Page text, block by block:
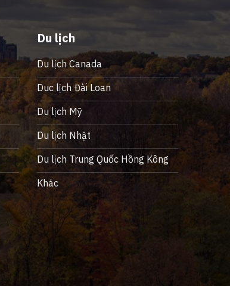
Du lịch
Du lịch Canada
Duc lịch Đài Loan
Du lịch Mỹ
Du lịch Nhật
Du lịch Trung Quốc Hồng Kông
Khác